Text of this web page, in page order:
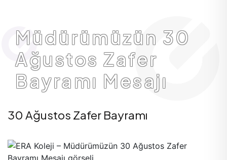
Müdürümüzün 30
Ağustos Zafer
Bayramı Mesajı
30 Ağustos Zafer Bayramı